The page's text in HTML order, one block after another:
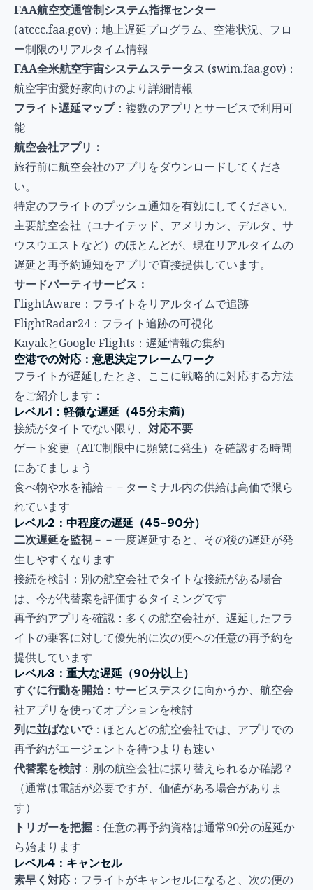
FAA航空交通管制システム指揮センター
(atccc.faa.gov)：地上遅延プログラム、空港状況、フロ
ー制限のリアルタイム情報
FAA全米航空宇宙システムステータス (swim.faa.gov)：
航空宇宙愛好家向けのより詳細情報
フライト遅延マップ：複数のアプリとサービスで利用可
能
航空会社アプリ：
旅行前に航空会社のアプリをダウンロードしてくださ
い。
特定のフライトのプッシュ通知を有効にしてください。
主要航空会社（ユナイテッド、アメリカン、デルタ、サ
ウスウエストなど）のほとんどが、現在リアルタイムの
遅延と再予約通知をアプリで直接提供しています。
サードパーティサービス：
FlightAware：フライトをリアルタイムで追跡
FlightRadar24：フライト追跡の可視化
KayakとGoogle Flights：遅延情報の集約
空港での対応：意思決定フレームワーク
フライトが遅延したとき、ここに戦略的に対応する方法
をご紹介します：
レベル1：軽微な遅延（45分未満）
接続がタイトでない限り、 対応不要
ゲート変更（ATC制限中に頻繁に発生）を確認する時間
にあてましょう
食べ物や水を補給－－ターミナル内の供給は高価で限ら
れています
レベル2：中程度の遅延（45-90分）
二次遅延を監視－－一度遅延すると、その後の遅延が発
生しやすくなります
接続を検討：別の航空会社でタイトな接続がある場合
は、今が代替案を評価するタイミングです
再予約アプリを確認：多くの航空会社が、遅延したフラ
イトの乗客に対して優先的に次の便への任意の再予約を
提供しています
レベル3：重大な遅延（90分以上）
すぐに行動を開始：サービスデスクに向かうか、航空会
社アプリを使ってオプションを検討
列に並ばないで：ほとんどの航空会社では、アプリでの
再予約がエージェントを待つよりも速い
代替案を検討：別の航空会社に振り替えられるか確認？
（通常は電話が必要ですが、価値がある場合がありま
す）
トリガーを把握 ：任意の再予約資格は通常90分の遅延か
ら始まります
レベル4：キャンセル
素早く対応 ：フライトがキャンセルになると、次の便の